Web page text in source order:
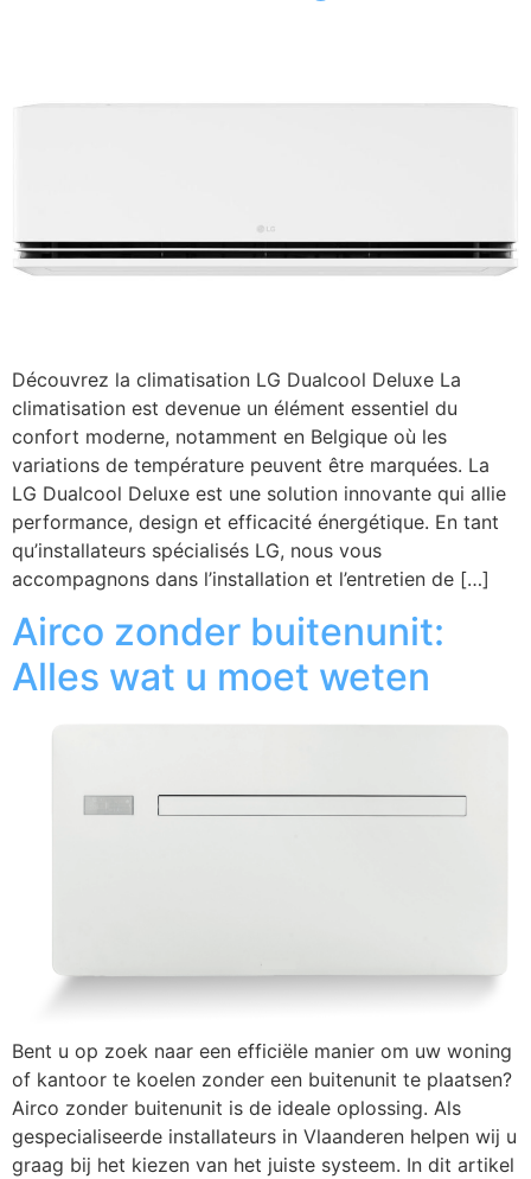
Découvrez la climatisation LG Dualcool Deluxe La
climatisation est devenue un élément essentiel du
confort moderne, notamment en Belgique où les
variations de température peuvent être marquées. La
LG Dualcool Deluxe est une solution innovante qui allie
performance, design et efficacité énergétique. En tant
qu’installateurs spécialisés LG, nous vous
accompagnons dans l’installation et l’entretien de […]
Airco zonder buitenunit:
Alles wat u moet weten
Bent u op zoek naar een efficiële manier om uw woning
of kantoor te koelen zonder een buitenunit te plaatsen?
Airco zonder buitenunit is de ideale oplossing. Als
gespecialiseerde installateurs in Vlaanderen helpen wij u
graag bij het kiezen van het juiste systeem. In dit artikel